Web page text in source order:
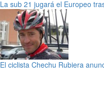
La sub 21 jugará el Europeo
El ciclista Chechu Rubiera